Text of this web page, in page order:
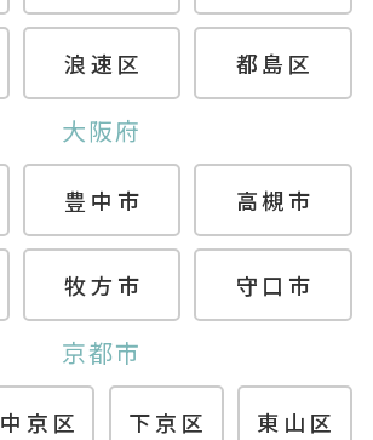
浪速区 都島区
大阪府
豊中市 高槻市
牧方市 守口市
京都市
中京区 下京区 東山区